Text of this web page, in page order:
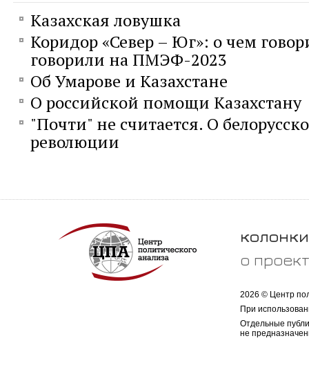
Казахская ловушка
Коридор «Север – Юг»: о чем
говорили на ПМЭФ-2023
Об Умарове и Казахстане
О российской помощи Казахстану
"Почти" не считается. О
революции
колонки
о
2026 © Центр
При
Отдельные
не